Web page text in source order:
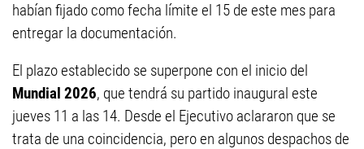
habían fijado como fecha límite el 15 de este mes para
entregar la documentación.
El plazo establecido se superpone con el inicio del
Mundial 2026, que tendrá su partido inaugural este
jueves 11 a las 14. Desde el Ejecutivo aclararon que se
trata de una coincidencia, pero en algunos despachos de